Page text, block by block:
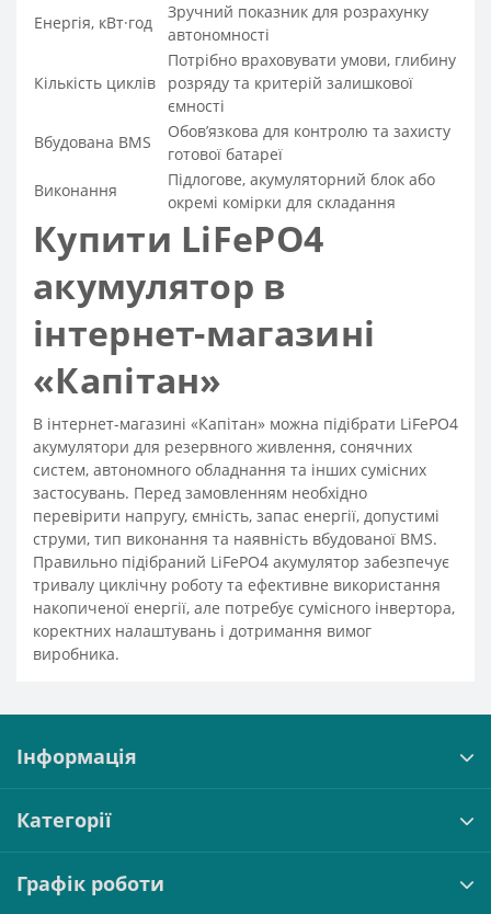
Енергія, кВт·год
Зручний показник для розрахунку
автономності
Кількість циклів
Потрібно враховувати умови, глибину
розряду та критерій залишкової
ємності
Вбудована BMS
Обов’язкова для контролю та захисту
готової батареї
Виконання
Підлогове, акумуляторний блок або
окремі комірки для складання
Купити LiFePO4
акумулятор в
інтернет-магазині
«Капітан»
В інтернет-магазині «Капітан» можна підібрати LiFePO4
акумулятори для резервного живлення, сонячних
систем, автономного обладнання та інших сумісних
застосувань. Перед замовленням необхідно
перевірити напругу, ємність, запас енергії, допустимі
струми, тип виконання та наявність вбудованої BMS.
Правильно підібраний LiFePO4 акумулятор забезпечує
тривалу циклічну роботу та ефективне використання
накопиченої енергії, але потребує сумісного інвертора,
коректних налаштувань і дотримання вимог
виробника.
Інформація
Категорії
Графік роботи